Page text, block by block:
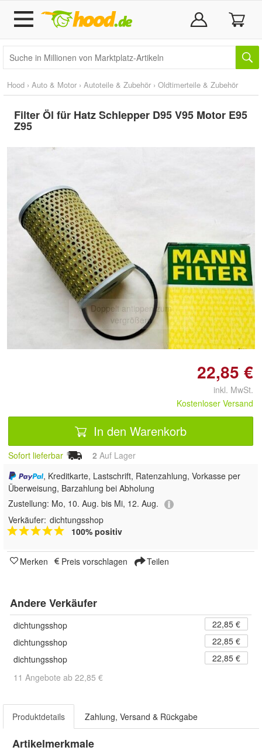
Hood › Auto & Motor › Autoteile & Zubehör › Oldtimerteile & Zubehör
Filter Öl für Hatz Schlepper D95 V95 Motor E95
Z95
Doppelt antippen zum
vergrößern
22,85 €
inkl. MwSt.
Kostenloser Versand
In den Warenkorb
Sofort lieferbar 2 Auf Lager
, Kreditkarte, Lastschrift, Ratenzahlung, Vorkasse per
Überweisung, Barzahlung bei Abholung
Zustellung: Mo, 10. Aug. bis Mi, 12. Aug.
Verkäufer: dichtungsshop
100% positiv
Merken Preis vorschlagen Teilen
Andere Verkäufer
dichtungsshop
22,85 €
dichtungsshop
22,85 €
dichtungsshop
22,85 €
11 Angebote ab 22,85 €
Produktdetails Zahlung, Versand & Rückgabe
Artikelmerkmale